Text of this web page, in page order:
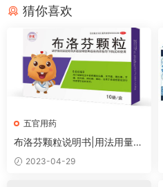
猜你喜欢
五官用药
布洛芬颗粒说明书|用法用量|
注意事项
2023-04-29